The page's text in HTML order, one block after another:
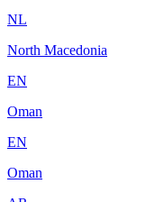
NL
North Macedonia
EN
Oman
EN
Oman